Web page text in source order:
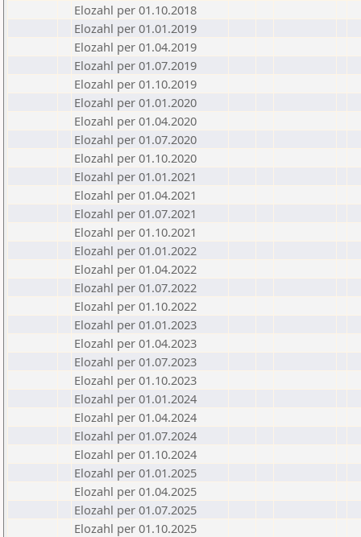
Elozahl per 01.10.2018
Elozahl per 01.01.2019
Elozahl per 01.04.2019
Elozahl per 01.07.2019
Elozahl per 01.10.2019
Elozahl per 01.01.2020
Elozahl per 01.04.2020
Elozahl per 01.07.2020
Elozahl per 01.10.2020
Elozahl per 01.01.2021
Elozahl per 01.04.2021
Elozahl per 01.07.2021
Elozahl per 01.10.2021
Elozahl per 01.01.2022
Elozahl per 01.04.2022
Elozahl per 01.07.2022
Elozahl per 01.10.2022
Elozahl per 01.01.2023
Elozahl per 01.04.2023
Elozahl per 01.07.2023
Elozahl per 01.10.2023
Elozahl per 01.01.2024
Elozahl per 01.04.2024
Elozahl per 01.07.2024
Elozahl per 01.10.2024
Elozahl per 01.01.2025
Elozahl per 01.04.2025
Elozahl per 01.07.2025
Elozahl per 01.10.2025